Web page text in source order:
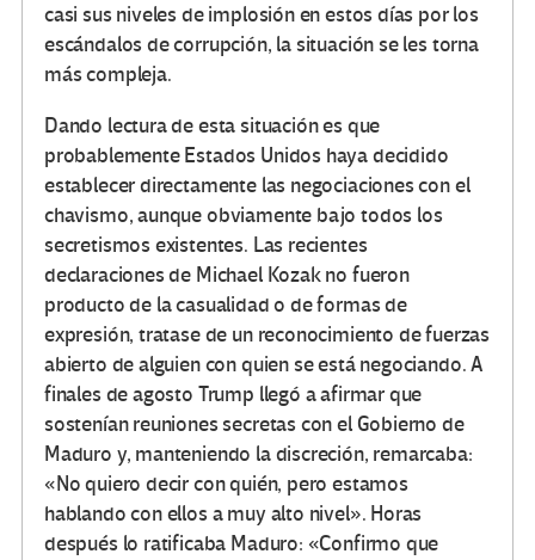
casi sus niveles de implosión en estos días por los
escándalos de corrupción, la situación se les torna
más compleja.
Dando lectura de esta situación es que
probablemente Estados Unidos haya decidido
establecer directamente las negociaciones con el
chavismo, aunque obviamente bajo todos los
secretismos existentes. Las recientes
declaraciones de Michael Kozak no fueron
producto de la casualidad o de formas de
expresión, tratase de un reconocimiento de fuerzas
abierto de alguien con quien se está negociando. A
finales de agosto Trump llegó a afirmar que
sostenían reuniones secretas con el Gobierno de
Maduro y, manteniendo la discreción, remarcaba:
«No quiero decir con quién, pero estamos
hablando con ellos a muy alto nivel». Horas
después lo ratificaba Maduro: «Confirmo que